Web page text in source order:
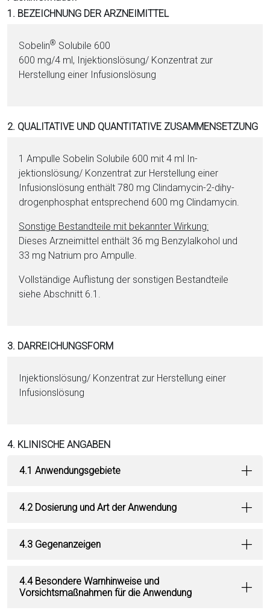
F
1. BEZEICHNUNG DER ARZNEIMITTEL
Sobelin® Solubile 600
600 mg/4 ml, In­jektionslösung/ Konzentrat zur
Herstellung ei­ner Infusionslösung
2. QUALITATIVE UND QUANTITATIVE ZUSAMMENSETZUNG
1 Ampulle Sobelin Solubile 600 mit 4 ml In­
jektionslösung/ Konzentrat zur Herstellung ei­ner
Infusionslösung enthält 780 mg Clin­da­my­cin-2-di­hy­
dro­gen­phos­phat ent­sprechend 600 mg Clin­da­my­cin.
Sonstige Be­stand­tei­le mit bekannter Wirkung:
Dieses Arzneimittel enthält 36 mg Ben­zyl­al­ko­hol und
33 mg Na­tri­um pro Ampulle.
Vollständige Auflistung der sonstigen Be­stand­tei­le
siehe Abschnitt 6.1.
3. DARREICHUNGSFORM
In­jektionslösung/ Konzentrat zur Herstellung ei­ner
Infusionslösung
4. KLINISCHE ANGABEN
4.1 Anwendungsgebiete
4.2 Dosierung und Art der Anwendung
4.3 Gegenanzeigen
4.4 Besondere Warnhinweise und
Vorsichtsmaßnahmen für die Anwendung